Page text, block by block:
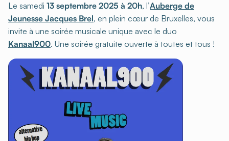
Le samedi 13 septembre 2025 à 20h, l’Auberge de
Jeunesse Jacques Brel, en plein cœur de Bruxelles, vous
invite à une soirée musicale unique avec le duo
Kanaal900. Une soirée gratuite ouverte à toutes et tous !